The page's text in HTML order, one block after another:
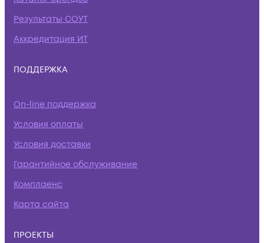
Результаты СОУТ
Аккредитация ИТ
ПОДДЕРЖКА
On-line поддержка
Условия оплаты
Условия доставки
Гарантийное обслуживание
Комплаенс
Карта сайта
ПРОЕКТЫ